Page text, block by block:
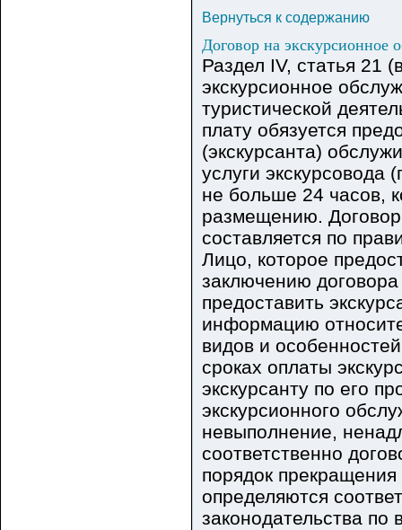
Вернуться к содержанию
Договор на экскурсионное
Раздел IV, статья 21
экскурсионное
туристической
плату обязуется
(экскурсанта)
услуги
не больше 24 часов,
размещению.
составляется по
Лицо, которое
заключению
предоставить
информацию
видов и
сроках оплаты
экскурсанту по его
экскурсионного
невыполнение,
соответственно
порядок
определяются
законодательства